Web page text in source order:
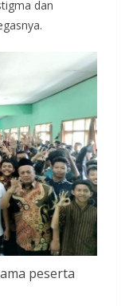
dan
peserta